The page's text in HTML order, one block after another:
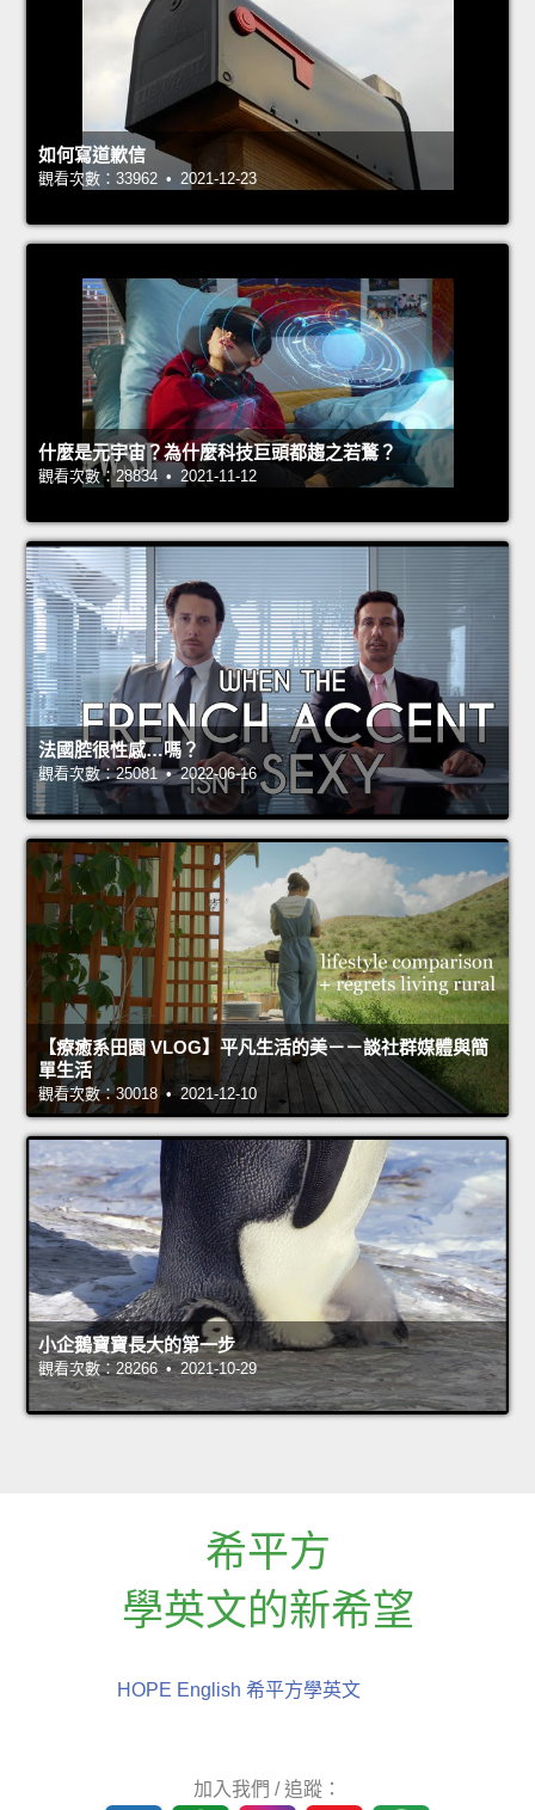
如何寫道歉信
觀看次數：33962 • 2021-12-23
什麼是元宇宙？為什麼科技巨頭都趨之若鶩？
觀看次數：28834 • 2021-11-12
法國腔很性感…嗎？
觀看次數：25081 • 2022-06-16
【療癒系田園 VLOG】平凡生活的美－－談社群媒體與簡
單生活
觀看次數：30018 • 2021-12-10
小企鵝寶寶長大的第一步
觀看次數：28266 • 2021-10-29
希平方
學英文的新希望
HOPE English 希平方學英文
加入我們 / 追蹤：